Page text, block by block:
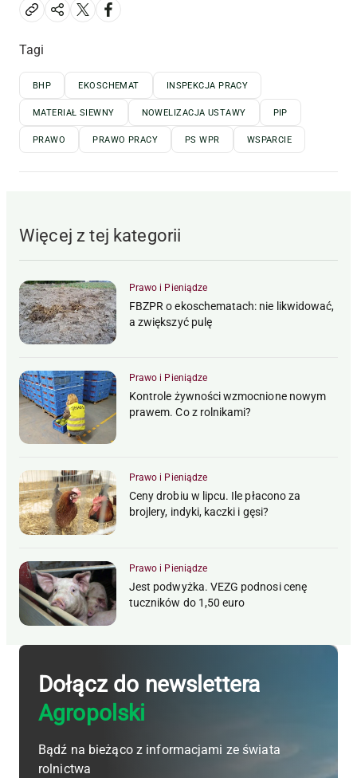
Tagi
BHP EKOSCHEMAT INSPEKCJA PRACY
MATERIAŁ SIEWNY NOWELIZACJA USTAWY PIP
PRAWO PRAWO PRACY PS WPR WSPARCIE
Więcej z tej kategorii
Prawo i Pieniądze
FBZPR o ekoschematach: nie likwidować,
a zwiększyć pulę
Prawo i Pieniądze
Kontrole żywności wzmocnione nowym
prawem. Co z rolnikami?
Prawo i Pieniądze
Ceny drobiu w lipcu. Ile płacono za
brojlery, indyki, kaczki i gęsi?
Prawo i Pieniądze
Jest podwyżka. VEZG podnosi cenę
tuczników do 1,50 euro
Dołącz do newslettera
Agropolski
Bądź na bieżąco z informacjami ze świata
rolnictwa